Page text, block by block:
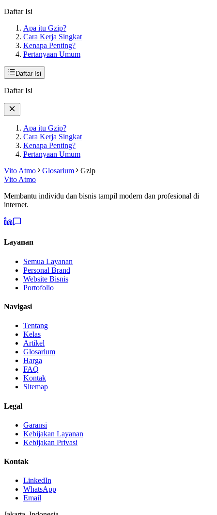
Daftar Isi
Apa itu Gzip?
Cara Kerja Singkat
Kenapa Penting?
Pertanyaan Umum
Daftar Isi
Daftar Isi
Apa itu Gzip?
Cara Kerja Singkat
Kenapa Penting?
Pertanyaan Umum
Vito Atmo
Glosarium
Gzip
Vito Atmo
Membantu individu dan bisnis tampil modern dan profesional di
internet.
Layanan
Semua Layanan
Personal Brand
Website Bisnis
Portofolio
Navigasi
Tentang
Kelas
Artikel
Glosarium
Harga
FAQ
Kontak
Sitemap
Legal
Garansi
Kebijakan Layanan
Kebijakan Privasi
Kontak
LinkedIn
WhatsApp
Email